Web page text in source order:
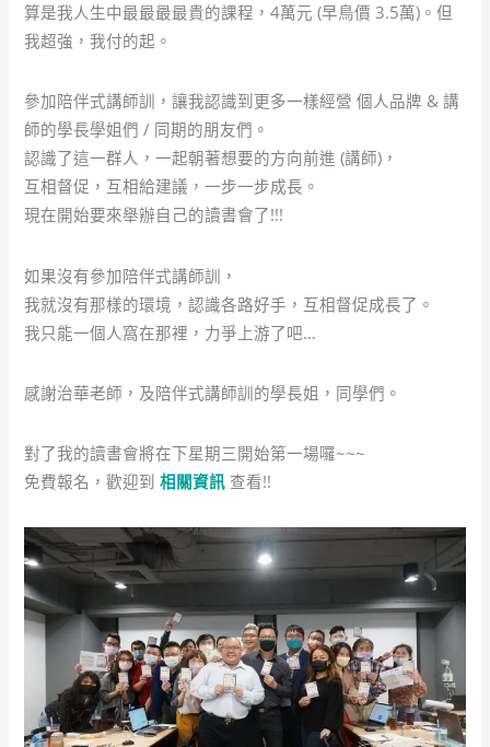
算是我人生中最最最最貴的課程，4萬元 (早鳥價 3.5萬)。但
我超強，我付的起。
參加陪伴式講師訓，讓我認識到更多一樣經營 個人品牌 & 講
師的學長學姐們 / 同期的朋友們。
認識了這一群人，一起朝著想要的方向前進 (講師)，
互相督促，互相給建議，一步一步成長。
現在開始要來舉辦自己的讀書會了!!!
如果沒有參加陪伴式講師訓，
我就沒有那樣的環境，認識各路好手，互相督促成長了。
我只能一個人窩在那裡，力爭上游了吧…
感謝治華老師，及陪伴式講師訓的學長姐，同學們。
對了我的讀書會將在下星期三開始第一場囉~~~
免費報名，歡迎到相關資訊 查看!!